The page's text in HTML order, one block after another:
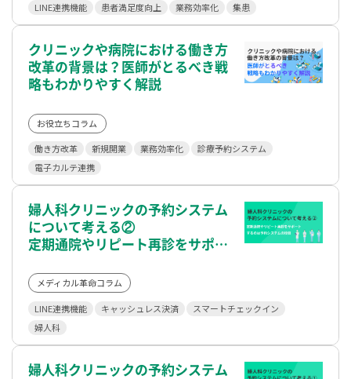
LINE連携機能 患者満足度向上 業務効率化 集患
クリニックや病院における働き方
改革の背景は？医師がとるべき戦
略もわかりやすく解説
お役立ちコラム
働き方改革 新規開業 業務効率化
診療予約システム
電子カルテ連携
婦人科クリニックの予約システム
について考える②
定期通院やリピート再診をサポー
メディカル革命コラム
LINE連携機能 キャッシュレス決済
スマートチェックイン
婦人科
婦人科クリニックの予約システム